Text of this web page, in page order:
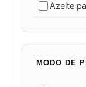
Azeite
MODO DE